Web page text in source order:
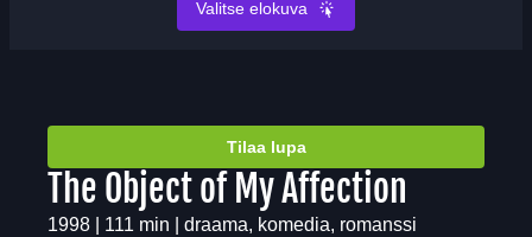
Valitse elokuva
Tilaa lupa
The Object of My Affection
1998 | 111 min | draama, komedia, romanssi